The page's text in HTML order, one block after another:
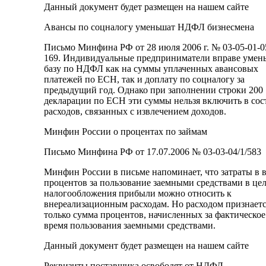
Данный документ будет размещен на нашем сайте
Авансы по соцналогу уменьшат НДФЛ бизнесмена
Письмо Минфина РФ от 28 июля 2006 г. № 03-05-01-
169. Индивидуальные предприниматели вправе
базу по НДФЛ как на суммы уплаченных авансовых
платежей по ЕСН, так и доплату по соцналогу за
предыдущий год. Однако при заполнении строки 200
декларации по ЕСН эти суммы нельзя включить в
расходов, связанных с извлечением доходов.
Минфин России о процентах по займам
Письмо Минфина РФ от 17.07.2006 № 03-03-04/1/583
Минфин России в письме напоминает, что затраты в
процентов за пользование заемными средствами в
налогообложения прибыли можно относить к
внереализационным расходам. Но расходом
только сумма процентов, начисленных за фактическое
время пользования заемными средствами.
Данный документ будет размещен на нашем сайте